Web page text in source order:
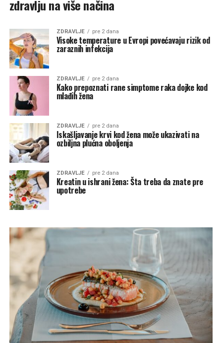
zdravlju na više načina
ZDRAVLJE pre 2 dana
Visoke temperature u Evropi povećavaju rizik od
zaraznih infekcija
ZDRAVLJE pre 2 dana
Kako prepoznati rane simptome raka dojke kod
mlađih žena
ZDRAVLJE pre 2 dana
Iskašljavanje krvi kod žena može ukazivati na
ozbiljna plućna oboljenja
ZDRAVLJE pre 2 dana
Kreatin u ishrani žena: Šta treba da znate pre
upotrebe